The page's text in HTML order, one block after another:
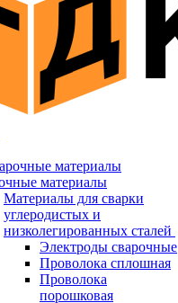
материалы
Материалы для сварки
углеродистых и
низколегированных сталей
Электроды сварочные
Проволока сплошная
Проволока
порошковая